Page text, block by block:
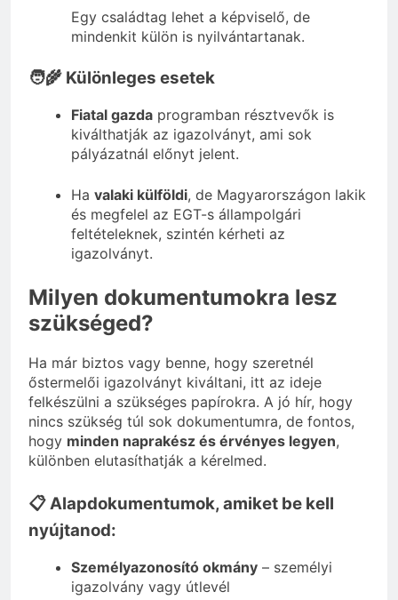
Egy családtag lehet a képviselő, de
mindenkit külön is nyilvántartanak.
🧑‍🌾 Különleges esetek
Fiatal gazda programban résztvevők is
kiválthatják az igazolványt, ami sok
pályázatnál előnyt jelent.
Ha valaki külföldi, de Magyarországon lakik
és megfelel az EGT-s állampolgári
feltételeknek, szintén kérheti az
igazolványt.
Milyen dokumentumokra lesz
szükséged?
Ha már biztos vagy benne, hogy szeretnél
őstermelői igazolványt kiváltani, itt az ideje
felkészülni a szükséges papírokra. A jó hír, hogy
nincs szükség túl sok dokumentumra, de fontos,
hogy minden naprakész és érvényes legyen,
különben elutasíthatják a kérelmed.
📋 Alapdokumentumok, amiket be kell
nyújtanod:
Személyazonosító okmány – személyi
igazolvány vagy útlevél